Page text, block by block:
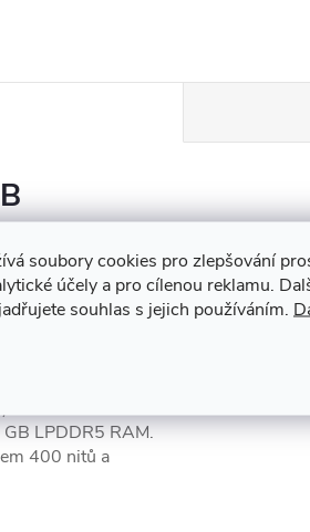
soubory cookies pro zlepšování
účely a pro cílenou reklamu.
souhlas s jejich používáním.
od Valve s LCD
kdekoli díky
ovládání
herní sessiony.
8 CU RDNA 2
LPDDR5 RAM.
400 nitů a